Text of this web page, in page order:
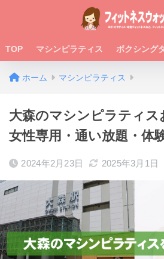
TOP マシンピラティス ボクシング
ホーム マシンピラティス
大森のマシンピラティス
女性専用・通い放題・体
2024年2月23日 2025年3月1日